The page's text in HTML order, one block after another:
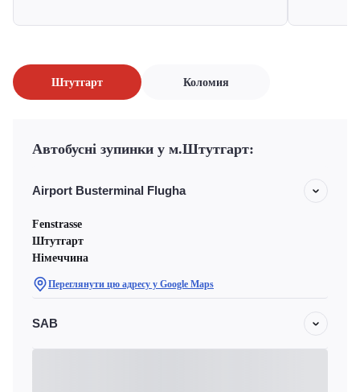
Штутгарт Коломия
Автобусні зупинки у м.Штутгарт:
Airport Busterminal Flugha
Fenstrasse
Штутгарт
Німеччина
Переглянути цю адресу у Google Maps
SAB